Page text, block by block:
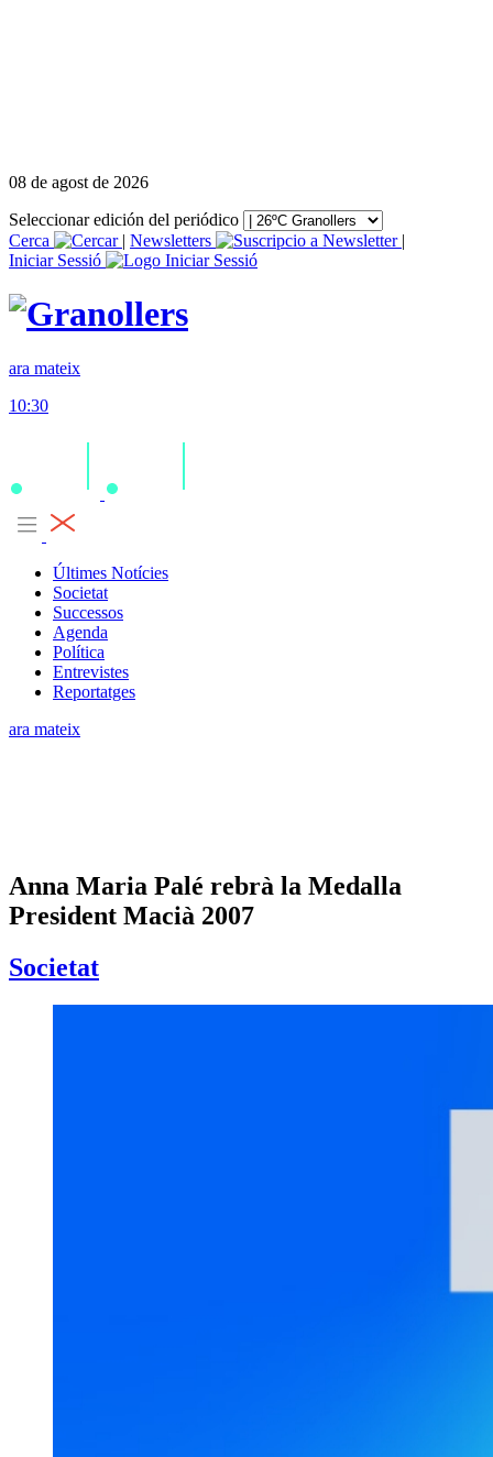
08 de agost de 2026
Seleccionar edición del periódico
Cerca
| Newsletters
|
Iniciar Sessió
ara mateix
10:30
Últimes Notícies
Societat
Successos
Agenda
Política
Entrevistes
Reportatges
ara mateix
Anna Maria Palé rebrà la Medalla
President Macià 2007
Societat